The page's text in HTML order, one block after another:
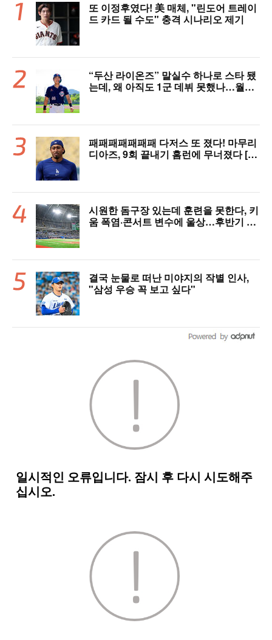
또 이정후였다! 美 매체, "린도어 트레이
드 카드 될 수도" 충격 시나리오 제기
“두산 라이온즈” 말실수 하나로 스타 됐
는데, 왜 아직도 1군 데뷔 못했나…월간
패패패패패패패 다저스 또 졌다! 마무리
디아즈, 9회 끝내기 홈런에 무너졌다 [L
시원한 돔구장 있는데 훈련을 못한다, 키
움 폭염·콘서트 변수에 울상…후반기 상
결국 눈물로 떠난 미야지의 작별 인사,
"삼성 우승 꼭 보고 싶다"